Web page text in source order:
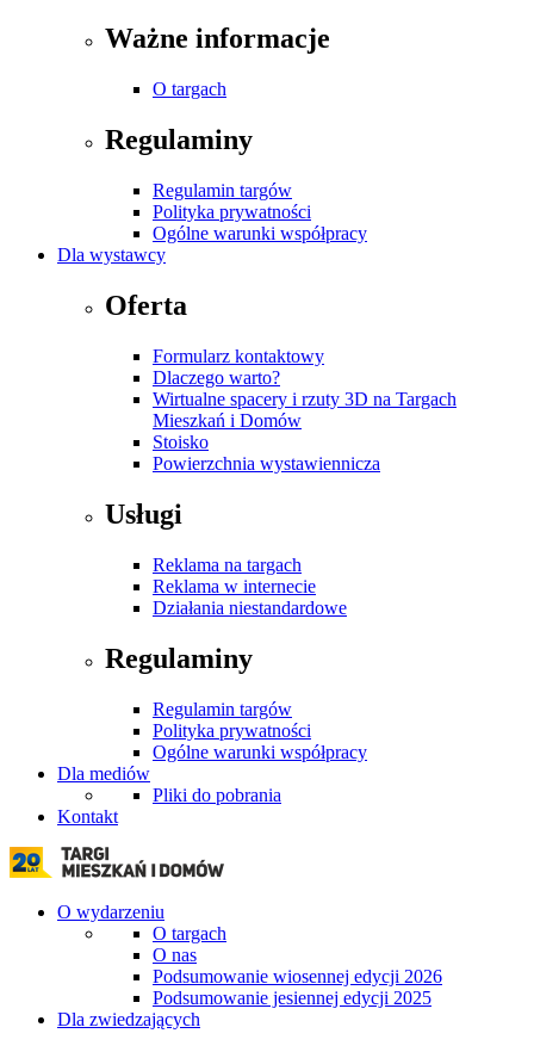
Ważne informacje
O targach
Regulaminy
Regulamin targów
Polityka prywatności
Ogólne warunki współpracy
Dla wystawcy
Oferta
Formularz kontaktowy
Dlaczego warto?
Wirtualne spacery i rzuty 3D na Targach
Mieszkań i Domów
Stoisko
Powierzchnia wystawiennicza
Usługi
Reklama na targach
Reklama w internecie
Działania niestandardowe
Regulaminy
Regulamin targów
Polityka prywatności
Ogólne warunki współpracy
Dla mediów
Pliki do pobrania
Kontakt
O wydarzeniu
O targach
O nas
Podsumowanie wiosennej edycji 2026
Podsumowanie jesiennej edycji 2025
Dla zwiedzających